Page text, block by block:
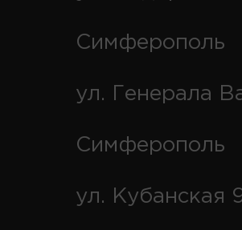
Симферополь
ул. Генерала
Симферополь
ул. Кубанская